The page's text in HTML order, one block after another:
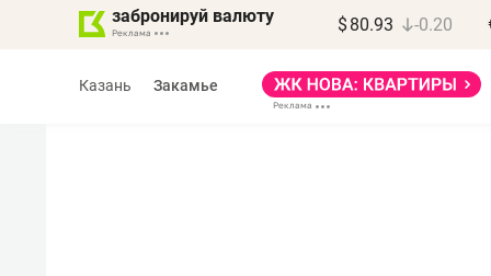
забронируй валюту $ 80.93 -0.20
Казань Закамье